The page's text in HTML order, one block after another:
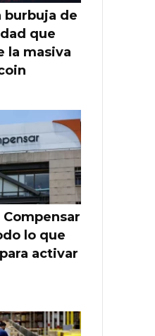
burbuja de
que
la masiva
lo que
activar